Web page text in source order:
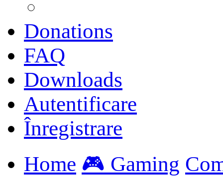
Donations
FAQ
Downloads
Autentificare
Înregistrare
Home 🎮 Gaming